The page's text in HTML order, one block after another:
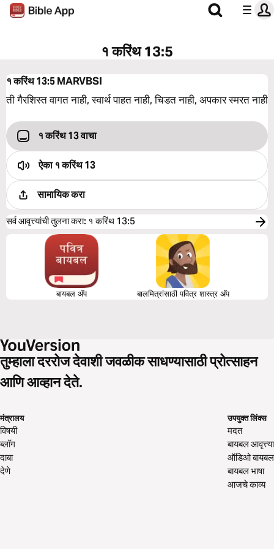
१ करिंथ 13:5
१ करिंथ 13:5MARVBSI
ती गैरशिस्त वागत नाही, स्वार्थ पाहत नाही, चिडत नाही, अपकार स्मरत नाही
१ करिंथ 13 वाचा
ऐका१ करिंथ 13
सामायिक करा
सर्व आवृत्त्यांची तुलना करा: १ करिंथ 13:5
बायबल अ‍ॅप बालमित्रांसाठी पवित्र शास्त्र अ‍ॅप
तुम्हाला दररोज देवाशी जवळीक साधण्यासाठी प्रोत्साहन
आणि आव्हान देते.
मंत्रालय
विषयी
ब्लॉग
दाबा
देणे
उपयुक्त लिंक्स
मदत
बायबल आवृत्त्या
ऑडिओ बायबल
बायबल भाषा
आजचे काव्य